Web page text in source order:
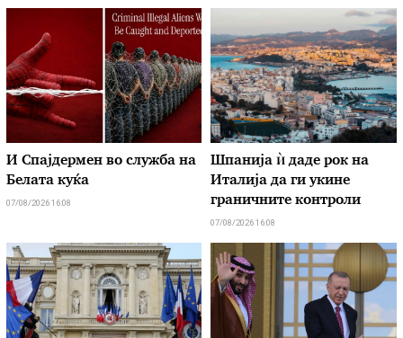
И Спајдермен во служба на
Белата куќа
07/08/2026 16:08
Шпанија ѝ даде рок на
Италија да ги укине
граничните контроли
07/08/2026 16:08